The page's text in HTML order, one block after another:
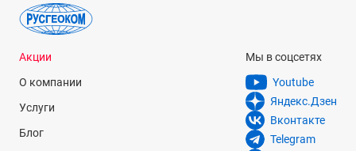
Акции
О компании
Услуги
Блог
Мы в соцсетях
Youtube
Яндекс.Дзен
Вконтакте
Telegram